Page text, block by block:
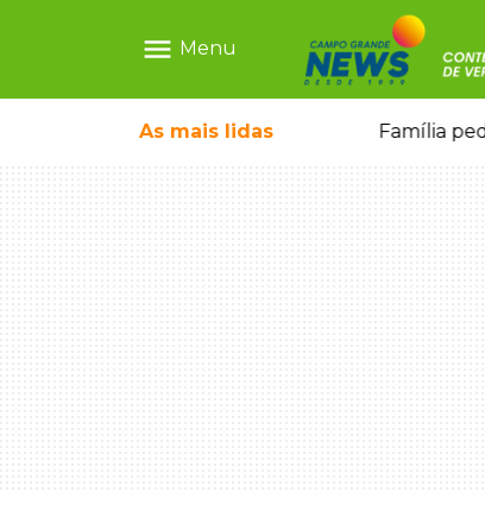
menu Menu
As mais lidas
e morre a caminho do hospital Família